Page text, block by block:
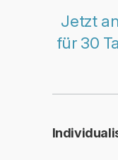
Jetzt
für 30